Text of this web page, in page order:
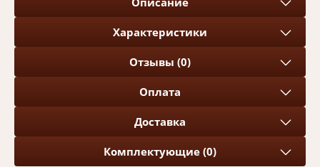
Характеристики
Отзывы (0)
Оплата
Доставка
Комплектующие (0)